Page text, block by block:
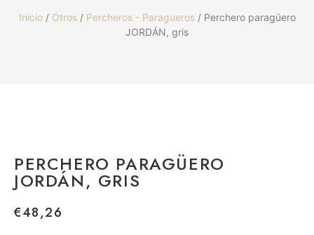
Inicio/ Otros/ Percheros - Paragueros/ Perchero paragüero
JORDÁN, gris
PERCHERO PARAGÜERO
JORDÁN, GRIS
€48,26